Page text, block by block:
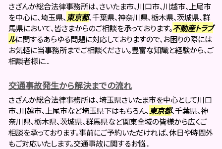
さざんか総合法律事務所は、さいたま市、川口市、川越市、上尾市
を中心に、埼玉県、 東京都、千葉県、神奈川県、栃木県、茨城県、群
馬県において、皆さまからのご相談を承っております。不動産トラブ
ルに関するあらゆる問題に対応しておりますので、お困りの際には
お気軽に当事務所までご相談ください。豊富な知識と経験から、ご
相談者様に...
交通事故発生から解決までの流れ
さざんか総合法律事務所は、埼玉県さいたま市を中心として川口
市、川越市、上尾市など埼玉県下はもちろん、 東京都、千葉県、神
奈川県、栃木県、茨城県、群馬県など関東全域の皆様から広くご
相談を承っております。事前にご予約いただければ、休日や時間外
もご対応いたします。交通事故に関するお悩...